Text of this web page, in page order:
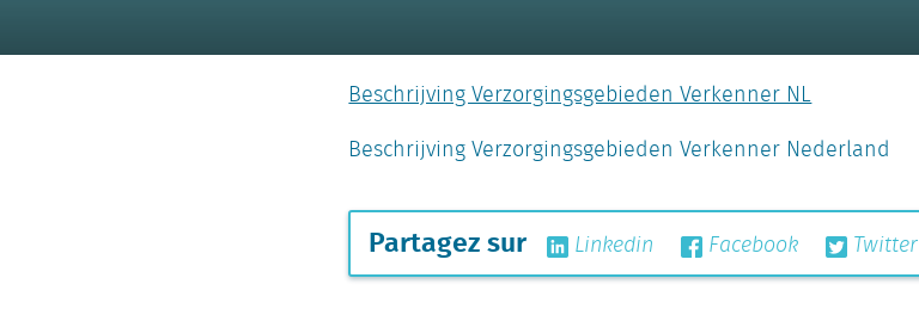
Beschrijving Verzorgingsgebieden Verkenner NL
Beschrijving Verzorgingsgebieden Verkenner Nederland
Partagez sur Linkedin Facebook Twitter